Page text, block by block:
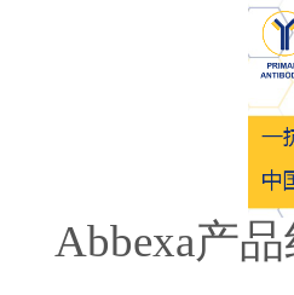
Abbexa产